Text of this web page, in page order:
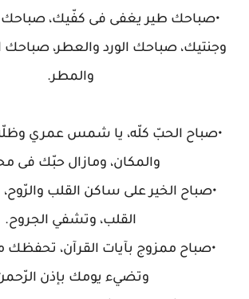
•صباحك طير يغفى فى كفّيك،
وجنتيك، صباحك الورد والعطر، صباحك
والمطر.
•صباح الحبّ كلّه، يا شمس عمري وظلّه،
والمكان، ومازال حبّك فى
•صباح الخير على ساكن القلب
القلب، وتشفي الجروح.
•صباح ممزوج بآيات القرآن، تحفظك
وتضيء يومك بإذن